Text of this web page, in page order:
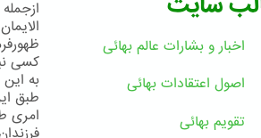
کسی
به
طبق
امری
اخبار و بشارات عالم بهائى
اصول اعتقادات بهائی
تقویم بهائی